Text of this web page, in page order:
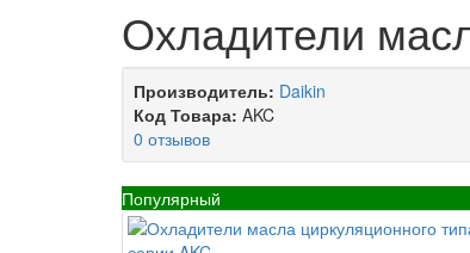
Охладители
Производитель: Daikin
Код Товара: AKC
0 отзывов
Популярный